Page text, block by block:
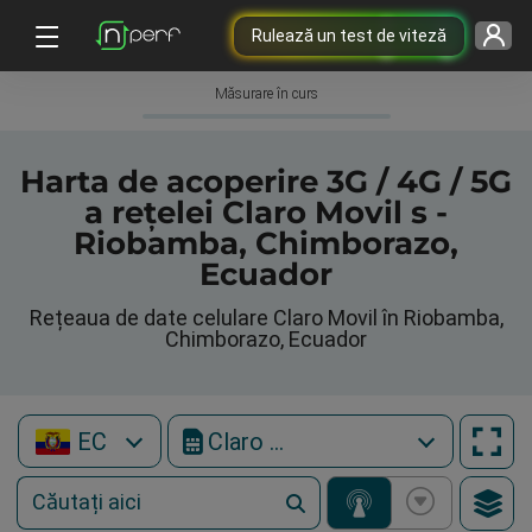
Rulează un test de viteză
Măsurare în curs
Harta de acoperire 3G / 4G / 5G
a rețelei Claro Movil s -
Riobamba, Chimborazo,
Ecuador
Rețeaua de date celulare Claro Movil în Riobamba,
Chimborazo, Ecuador
EC Claro Movil